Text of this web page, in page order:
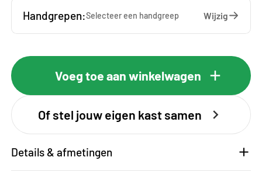
Handgrepen:Selecteer een handgreep Wijzig
Voeg toe aan winkelwagen
Of stel jouw eigen kast samen
Details & afmetingen